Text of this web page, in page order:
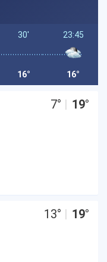
30'
16°
23:45
16°
7° | 19°
13° | 19°